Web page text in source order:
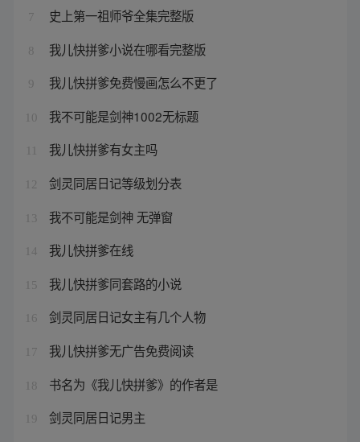
7 史上第一祖师爷全集完整版
8 我儿快拼爹小说在哪看完整版
9 我儿快拼爹免费慢画怎么不更了
10 我不可能是剑神1002无标题
我儿快拼爹有女主吗
12 剑灵同居日记等级划分表
13 我不可能是剑神 无弹窗
14 我儿快拼爹在线
15 我儿快拼爹同套路的小说
16 剑灵同居日记女主有几个人物
17 我儿快拼爹无广告免费阅读
18 书名为《我儿快拼爹》的作者是
19 剑灵同居日记男主